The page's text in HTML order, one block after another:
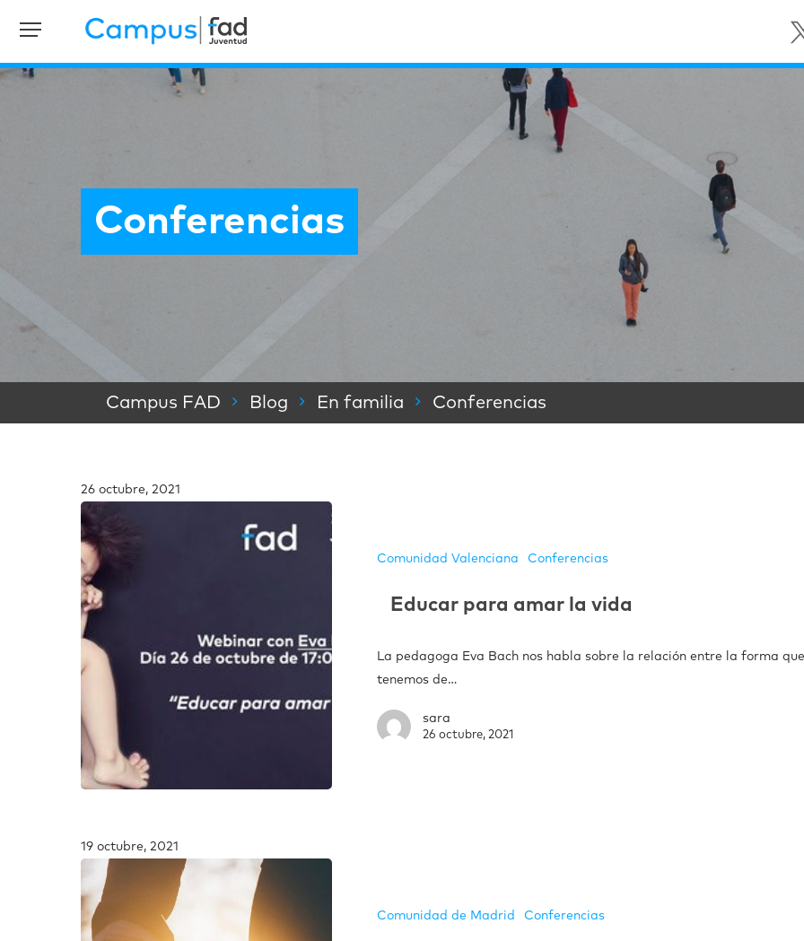
Conferencias
Campus FAD Blog En familia Conferencias
26 octubre, 2021
Comunidad Valenciana Conferencias
Educar para amar la vida
La pedagoga Eva Bach nos habla sobre la relación entre la forma
tenemos de…
sara
26 octubre, 2021
19 octubre, 2021
Comunidad de Madrid Conferencias